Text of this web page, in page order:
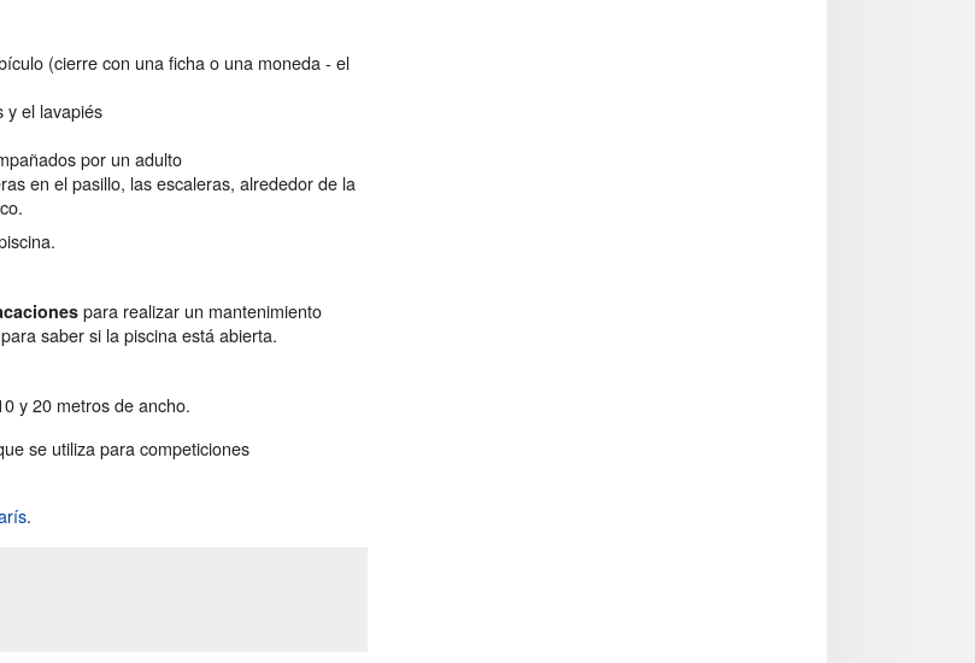
(cierre con una ficha o una moneda - el
y el lavapiés
por un adulto
en el pasillo, las escaleras, alrededor de la
para realizar un mantenimiento
saber si la piscina está abierta.
y 20 metros de ancho.
se utiliza para competiciones
.